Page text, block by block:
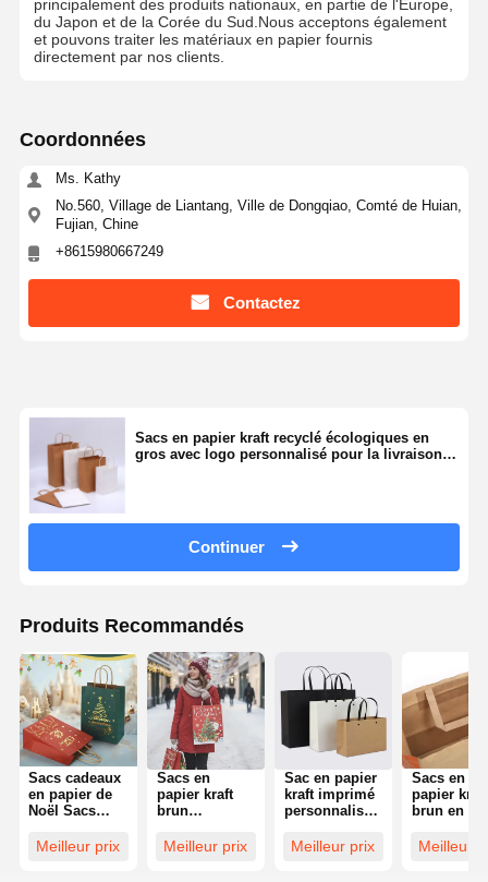
principalement des produits nationaux, en partie de l'Europe,
du Japon et de la Corée du Sud.Nous acceptons également
et pouvons traiter les matériaux en papier fournis
directement par nos clients.
Coordonnées
Ms. Kathy
No.560, Village de Liantang, Ville de Dongqiao, Comté de Huian,
Fujian, Chine
+8615980667249
Contactez
Sacs en papier kraft recyclé écologiques en
gros avec logo personnalisé pour la livraison
Continuer
Produits Recommandés
Sacs cadeaux
en papier de
Noël Sacs
papier Kraft
Festival Sacs
Meilleur prix
Sacs en
papier kraft
brun
en gros avec
Meilleur prix
Sac en papier
kraft imprimé
personnalisé
en papier
Meilleur prix
Sacs en
papier kraft
brun en
Meilleur